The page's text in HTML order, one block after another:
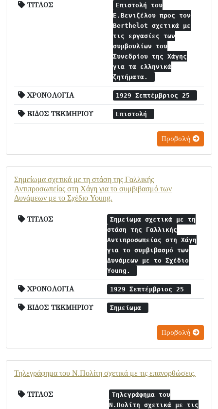
ΤΙΤΛΟΣ
Επιστολή του
Ε.Βενιζέλου προς τον
Berthelot σχετικά με
τις εργασίες των
συμβουλίων του
Συνεδρίου της Χάγης
για τα ελληνικά
ζητήματα.
ΧΡΟΝΟΛΟΓΙΑ 1929 Σεπτέμβριος 25
ΕΙΔΟΣ ΤΕΚΜΗΡΙΟΥ Επιστολή
Προβολή
Σημείωμα σχετικά με τη στάση της Γαλλικής
Αντιπροσωπείας στη Χάγη για το συμβιβασμό των
Δυνάμεων με το Σχέδιο Young.
ΤΙΤΛΟΣ
Σημείωμα σχετικά με τη
στάση της Γαλλικής
Αντιπροσωπείας στη Χάγη
για το συμβιβασμό των
Δυνάμεων με το Σχέδιο
Young.
ΧΡΟΝΟΛΟΓΙΑ 1929 Σεπτέμβριος 25
ΕΙΔΟΣ ΤΕΚΜΗΡΙΟΥ Σημείωμα
Προβολή
Τηλεγράφημα του Ν.Πολίτη σχετικά με τις επανορθώσεις.
ΤΙΤΛΟΣ
Τηλεγράφημα του
Ν.Πολίτη σχετικά με τις